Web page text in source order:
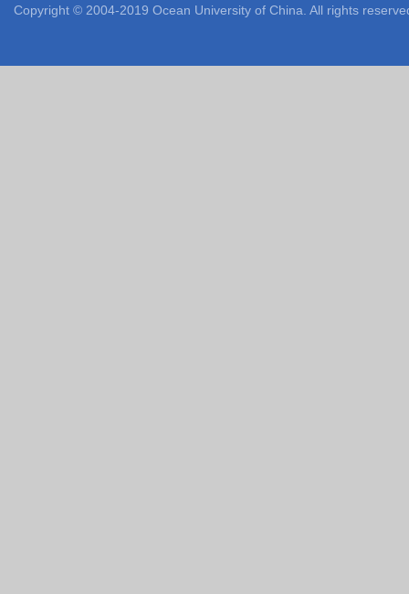
Copyright © 2004-2019 Ocean University of China. All rights